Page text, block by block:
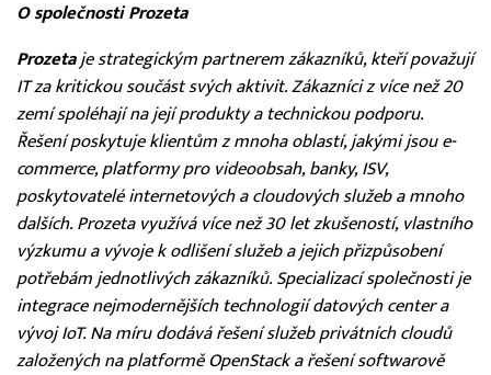
O společnosti Prozeta
Prozetaje strategickým partnerem zákazníků, kteří považují
IT za kritickou součást svých aktivit. Zákazníci z více než 20
zemí spoléhají na její produkty a technickou podporu.
Řešení poskytuje klientům z mnoha oblastí, jakými jsou e-
commerce, platformy pro videoobsah, banky, ISV,
poskytovatelé internetových a cloudových služeb a mnoho
dalších. Prozeta využívá více než 30 let zkušeností, vlastního
výzkumu a vývoje k odlišení služeb a jejich přizpůsobení
potřebám jednotlivých zákazníků. Specializací společnosti je
integrace nejmodernějších technologií datových center a
vývoj IoT. Na míru dodává řešení služeb privátních cloudů
založených na platformě OpenStack a řešení softwarově